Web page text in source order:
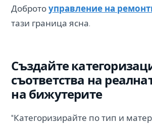
Добротоуправление на
тази граница ясна.
Създайте
съответства на
на бижутерите
"Категоризирайте по тип и